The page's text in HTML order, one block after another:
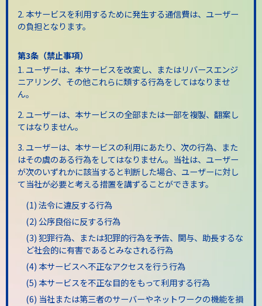
2. 本サービスを利用するために発生する通信費は、ユーザー
の負担となります。
第3条（禁止事項）
1. ユーザーは、本サービスを改変し、またはリバースエンジ
ニアリング、その他これらに類する行為をしてはなりませ
ん。
2. ユーザーは、本サービスの全部または一部を複製、翻案し
てはなりません。
3. ユーザーは、本サービスの利用にあたり、次の行為、また
はその虞のある行為をしてはなりません。当社は、ユーザー
が次のいずれかに該当すると判断した場合、ユーザーに対し
て当社が必要と考える措置を講ずることができます。
(1) 法令に違反する行為
(2) 公序良俗に反する行為
(3) 犯罪行為、または犯罪的行為を予告、関与、助長するな
ど社会的に有害であるとみなされる行為
(4) 本サービスへ不正なアクセスを行う行為
(5) 本サービスを不正な目的をもって利用する行為
(6) 当社または第三者のサーバーやネットワークの機能を損